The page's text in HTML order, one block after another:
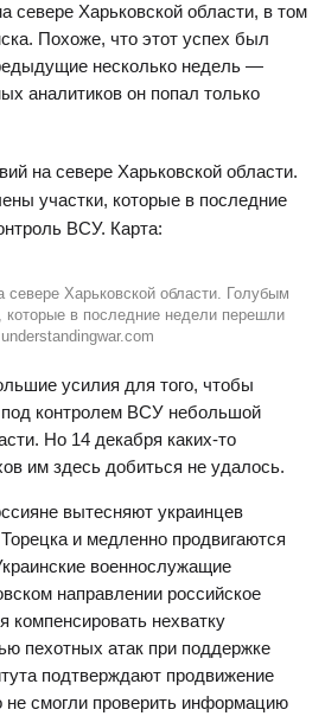
севере Харьковской области, в том
Похоже, что этот успех был
несколько недель —
аналитиков он попал только
севере Харьковской области. Голубым
которые в последние недели перешли
усилия для того, чтобы
под контролем ВСУ небольшой
Но 14 декабря каких-то
им здесь добиться не удалось.
вытесняют украинцев
и медленно продвигаются
военнослужащие
направлении российское
компенсировать нехватку
пехотных атак при поддержке
подтверждают продвижение
не смогли проверить информацию